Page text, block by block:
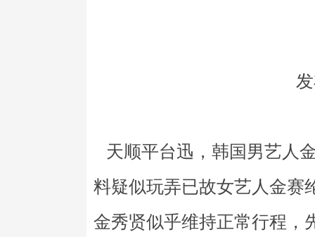
天顺平台迅，韩国男艺人
料疑似玩弄已故女艺人金赛
金秀贤似乎维持正常行程，